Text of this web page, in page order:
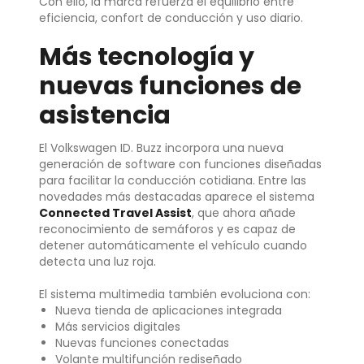
eficiencia, confort de conducción y uso diario.
Más tecnología y
nuevas funciones de
asistencia
El Volkswagen ID. Buzz incorpora una nueva
generación de software con funciones diseñadas
para facilitar la conducción cotidiana. Entre las
novedades más destacadas aparece el sistema
Connected Travel Assist, que ahora añade
reconocimiento de semáforos y es capaz de
detener automáticamente el vehículo cuando
detecta una luz roja.
El sistema multimedia también evoluciona con:
Nueva tienda de aplicaciones integrada
Más servicios digitales
Nuevas funciones conectadas
Volante multifunción rediseñado